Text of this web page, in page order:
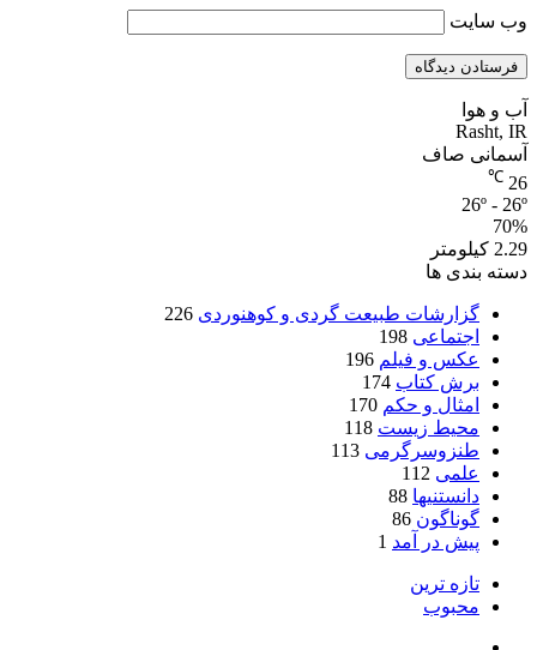
وب‌ سایت
آب و هوا
Rasht, IR
آسمانی صاف
26
℃
26º - 26º
70%
2.29 کیلومتر
دسته بندی ها
گزارشات طبیعت گردی و کوهنوردی 226
اجتماعی 198
عکس و فیلم 196
برش کتاب 174
امثال و حکم 170
محیط زیست 118
طنزوسرگرمی 113
علمی 112
دانستنیها 88
گوناگون 86
پیش در آمد 1
تازه ترین
محبوب